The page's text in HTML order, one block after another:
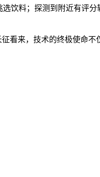
饮料；探测到附近有评
看来，技术的终极使命